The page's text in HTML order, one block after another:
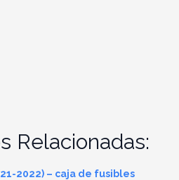
Relacionadas:
2022) – caja de fusibles